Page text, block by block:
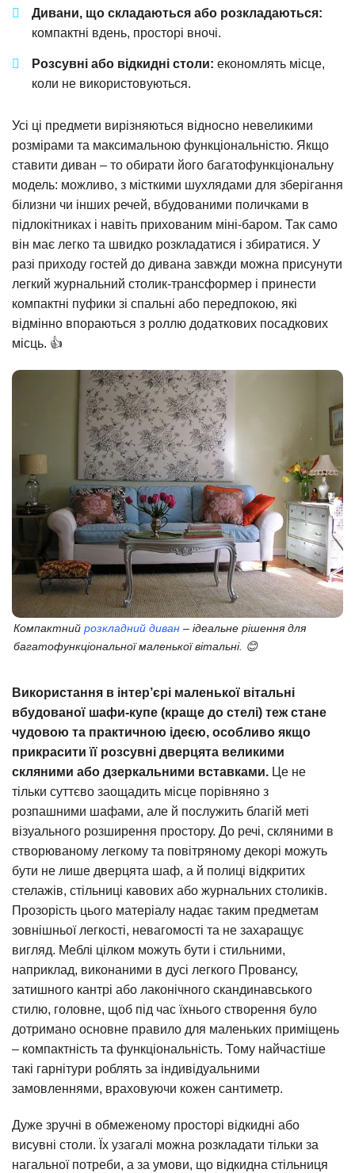
Дивани, що складаються або розкладаються:
компактні вдень, просторі вночі.
Розсувні або відкидні столи: економлять місце,
коли не використовуються.
Усі ці предмети вирізняються відносно невеликими
розмірами та максимальною функціональністю. Якщо
ставити диван – то обирати його багатофункціональну
модель: можливо, з місткими шухлядами для зберігання
білизни чи інших речей, вбудованими поличками в
підлокітниках і навіть прихованим міні-баром. Так само
він має легко та швидко розкладатися і збиратися. У
разі приходу гостей до дивана завжди можна присунути
легкий журнальний столик-трансформер і принести
компактні пуфики зі спальні або передпокою, які
відмінно впораються з роллю додаткових посадкових
місць. 👍
Компактний розкладний диван – ідеальне рішення для
багатофункціональної маленької вітальні. 😊
Використання в інтер’єрі маленької вітальні
вбудованої шафи-купе (краще до стелі) теж стане
чудовою та практичною ідеєю, особливо якщо
прикрасити її розсувні дверцята великими
скляними або дзеркальними вставками. Це не
тільки суттєво заощадить місце порівняно з
розпашними шафами, але й послужить благій меті
візуального розширення простору. До речі, скляними в
створюваному легкому та повітряному декорі можуть
бути не лише дверцята шаф, а й полиці відкритих
стелажів, стільниці кавових або журнальних столиків.
Прозорість цього матеріалу надає таким предметам
зовнішньої легкості, невагомості та не захаращує
вигляд. Меблі цілком можуть бути і стильними,
наприклад, виконаними в дусі легкого Провансу,
затишного кантрі або лаконічного скандинавського
стилю, головне, щоб під час їхнього створення було
дотримано основне правило для маленьких приміщень
– компактність та функціональність. Тому найчастіше
такі гарнітури роблять за індивідуальними
замовленнями, враховуючи кожен сантиметр.
Дуже зручні в обмеженому просторі відкидні або
висувні столи. Їх узагалі можна розкладати тільки за
нагальної потреби, а за умови, що відкидна стільниця